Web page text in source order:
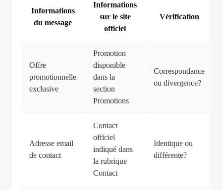
Informations
du message
Informations
sur le site
officiel
Vérification
Offre
promotionnelle
exclusive
Promotion
disponible
dans la
section
Promotions
Correspondance
ou divergence?
Adresse email
de contact
Contact
officiel
indiqué dans
la rubrique
Contact
Identique ou
différente?